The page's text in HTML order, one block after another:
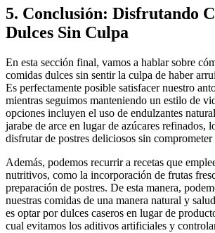
5. Conclusión: Disfrutando
Dulces Sin Culpa
En esta sección final, vamos a hablar sobre
comidas dulces sin sentir la culpa de haber
Es perfectamente posible satisfacer nuestro
mientras seguimos manteniendo un estilo de
opciones incluyen el uso de endulzantes
jarabe de arce en lugar de azúcares refinados,
disfrutar de postres deliciosos sin comprometer
Además, podemos recurrir a recetas que
nutritivos, como la incorporación de frutas
preparación de postres. De esta manera,
nuestras comidas de una manera natural y
es optar por dulces caseros en lugar de
cual evitamos los aditivos artificiales y